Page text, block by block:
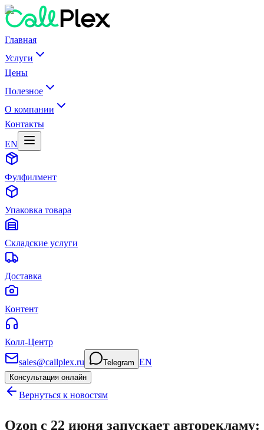
Главная
Услуги
Цены
Полезное
О компании
Контакты
EN
Фулфилмент
Упаковка товара
Складские услуги
Доставка
Контент
Колл-Центр
sales@callplex.ru
Telegram EN
Консультация онлайн
Вернуться к новостям
Ozon с 22 июня запускает авторекламу: